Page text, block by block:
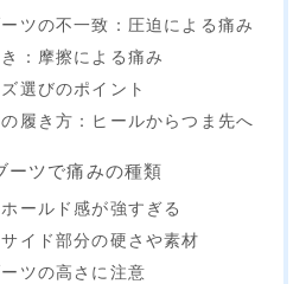
ツの不一致：圧迫による痛み
：摩擦による痛み
選びのポイント
履き方：ヒールからつま先へ
ーツで痛みの種類
ールド感が強すぎる
イド部分の硬さや素材
ツの高さに注意